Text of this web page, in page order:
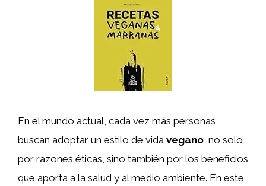
En el mundo actual, cada vez más personas
buscan adoptar un estilo de vida vegano, no solo
por razones éticas, sino también por los beneficios
que aporta a la salud y al medio ambiente. En este